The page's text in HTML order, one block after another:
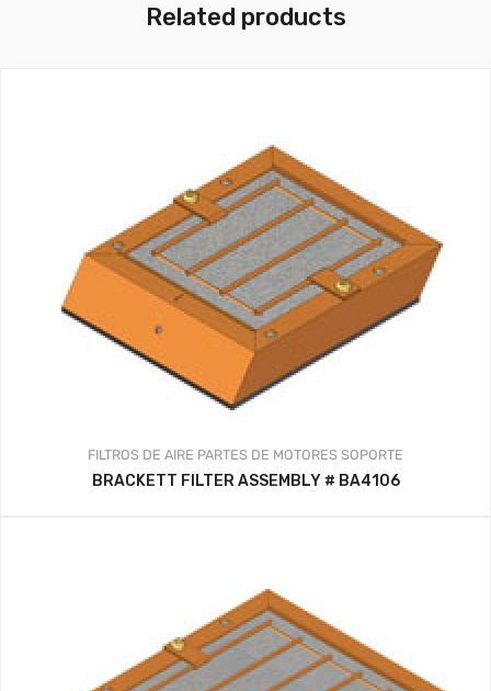
Related products
FILTROS DE AIRE PARTES DE MOTORES SOPORTE
BRACKETT FILTER ASSEMBLY # BA4106